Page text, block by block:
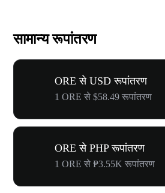
सामान्य रूपांतरण
ORE से USD रूपांतरण
1 ORE से $58.49 रूपांतरण
ORE से PHP रूपांतरण
1 ORE से ₱3.55K रूपांतरण